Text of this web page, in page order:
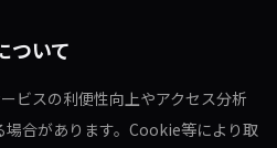
ついて
ビスの利便性向上やアクセス分析
合があります。Cookie等により取